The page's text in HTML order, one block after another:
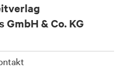
GmbH & Co. KG